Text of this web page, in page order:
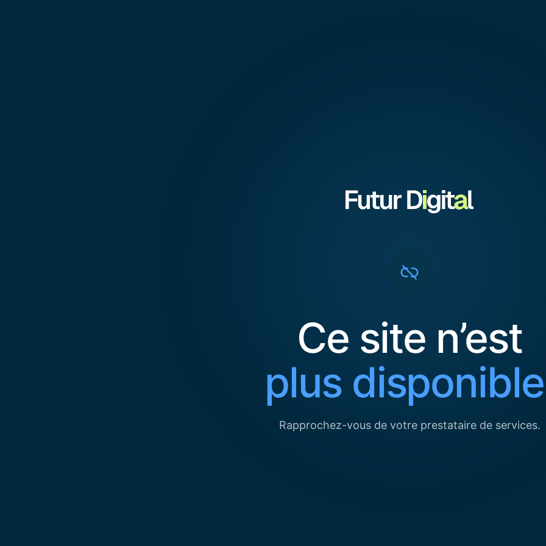
Ce site n’est
plus
Rapprochez-vous de votre prestataire de services.